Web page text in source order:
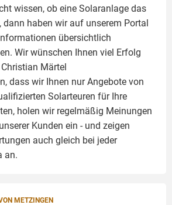
wissen, ob eine Solaranlage das
dann haben wir auf unserem Portal
übersichtlich
Wir wünschen Ihnen viel Erfolg
Christian Märtel
dass wir Ihnen nur Angebote von
Solarteuren für Ihre
holen wir regelmäßig Meinungen
Kunden ein - und zeigen
auch gleich bei jeder
an.
METZINGEN